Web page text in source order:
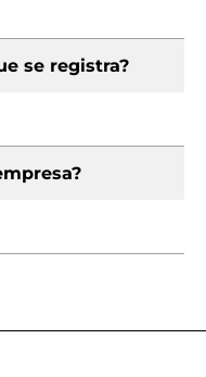
se registra?